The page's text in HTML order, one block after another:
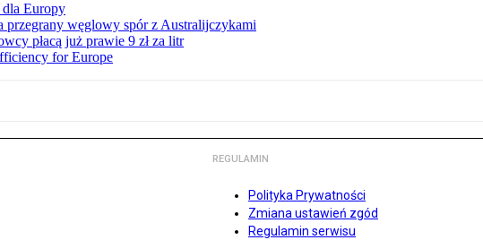
Europy
przegrany węglowy spór z Australijczykami
płacą już prawie 9 zł za litr
for Europe
REGULAMIN
Polityka Prywatności
Zmiana ustawień zgód
Regulamin serwisu